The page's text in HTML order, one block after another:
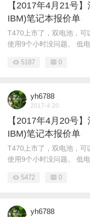
【2017年4月21号
IBM)笔记本报价单
T470上市了，双电池，
使用9个小时没问题。 低电
5187 0
yh6788
2017-4-20
【2017年4月20号
IBM)笔记本报价单
T470上市了，双电池，
使用9个小时没问题。 低电
5472 0
yh6788